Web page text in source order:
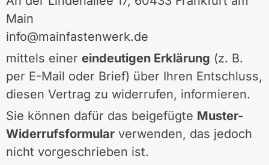
Main
info@mainfastenwerk.de
mittels einer eindeutigen Erklärung (z. B.
per E-Mail oder Brief) über Ihren Entschluss,
diesen Vertrag zu widerrufen, informieren.
Sie können dafür das beigefügte Muster-
Widerrufsformular verwenden, das jedoch
nicht vorgeschrieben ist.